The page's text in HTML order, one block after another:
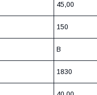
45,00
150
B
1830